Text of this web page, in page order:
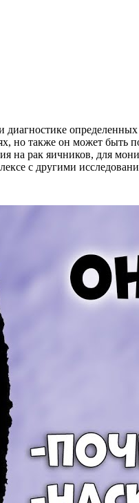
но также он может
на рак яичников, для
с другими